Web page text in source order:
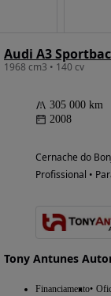
Audi A3
1968 cm3 • 140 cv
305 000 km
2008
Cernache do
Profissional •
Tony Antunes
Financiamento